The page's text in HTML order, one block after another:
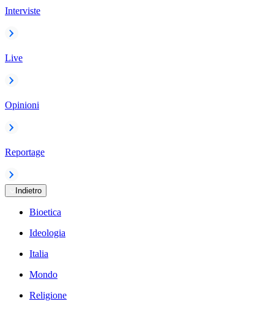
Interviste
Live
Opinioni
Reportage
Indietro
Bioetica
Ideologia
Italia
Mondo
Religione